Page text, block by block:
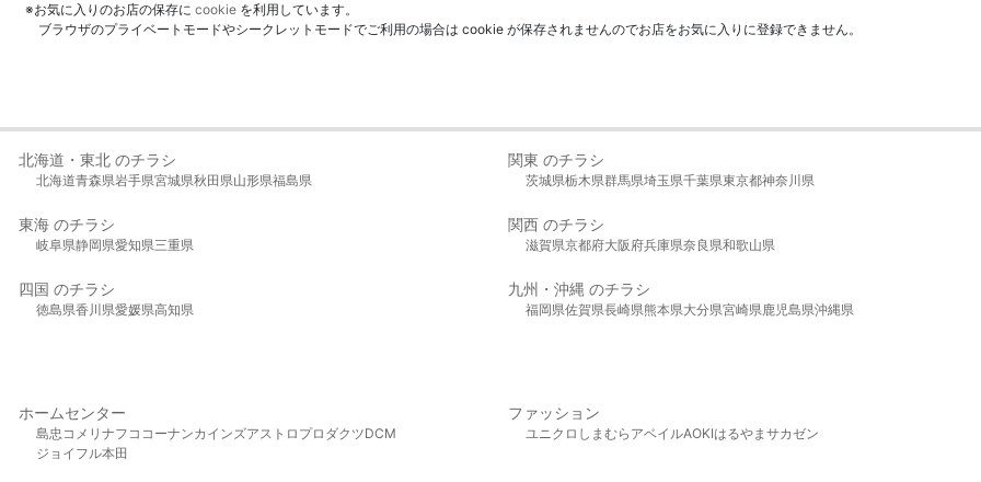
※お気に入りのお店の保存に cookie を利用しています。
ブラウザのプライベートモードやシークレットモードでご利用の場合は cookie が保存されませんのでお店をお気に入りに登録できません。
北海道・東北 のチラシ
北海道青森県岩手県宮城県秋田県山形県福島県
関東 のチラシ
茨城県栃木県群馬県埼玉県千葉県東京都神奈川県
東海 のチラシ
岐阜県静岡県愛知県三重県
関西 のチラシ
滋賀県京都府大阪府兵庫県奈良県和歌山県
四国 のチラシ
徳島県香川県愛媛県高知県
九州・沖縄 のチラシ
福岡県佐賀県長崎県熊本県大分県宮崎県鹿児島県沖縄県
ホームセンター
島忠 コメリ ナフコ コーナンカインズアストロプロダクツDCM
ジョイフル本田
ファッション
ユニクロ しまむら アベイルAOKIはるやま サカゼン